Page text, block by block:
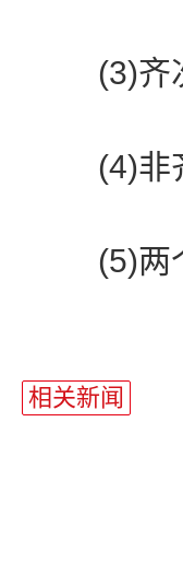
(3)齐次
(4)非齐
(5)两个
相关新闻